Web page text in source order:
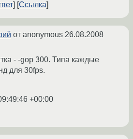
Ссылка
от anonymous 26.08.2008
- -gop 300. Типа каждые
для 30fps.
+00:00